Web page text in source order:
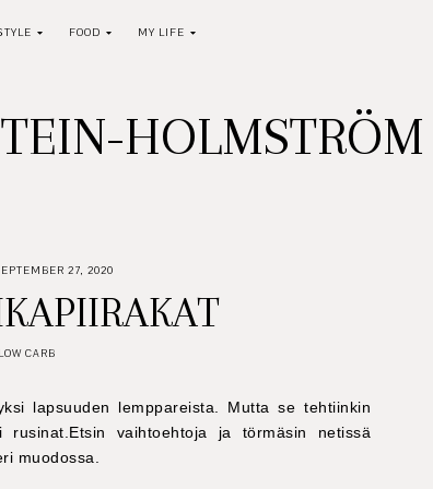
FOOD MY LIFE
HOLMSTRÖM
27, 2020
LOW CARB
lapsuuden lemppareista. Mutta se tehtiinkin
vaihtoehtoja ja törmäsin netissä
muodossa.